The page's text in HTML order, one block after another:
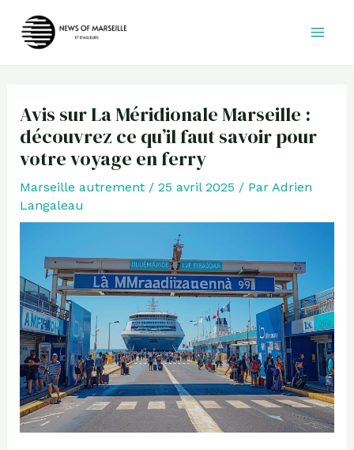
Avis sur La Méridionale Marseille :
découvrez ce qu’il faut savoir pour
votre voyage en ferry
Marseille autrement/ 25 avril 2025 / Par Adrien
Langaleau